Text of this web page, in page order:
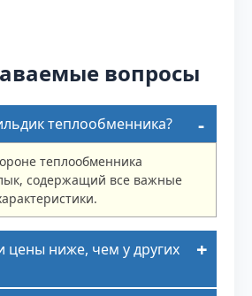
вопросы
теплообменника?
теплообменника
содержащий все важные
ниже, чем у других